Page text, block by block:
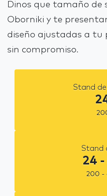
Dinos que tamaño de
Oborniki y te
diseño ajustadas a tu
sin compromiso.
Stand
Stand
24
200 -